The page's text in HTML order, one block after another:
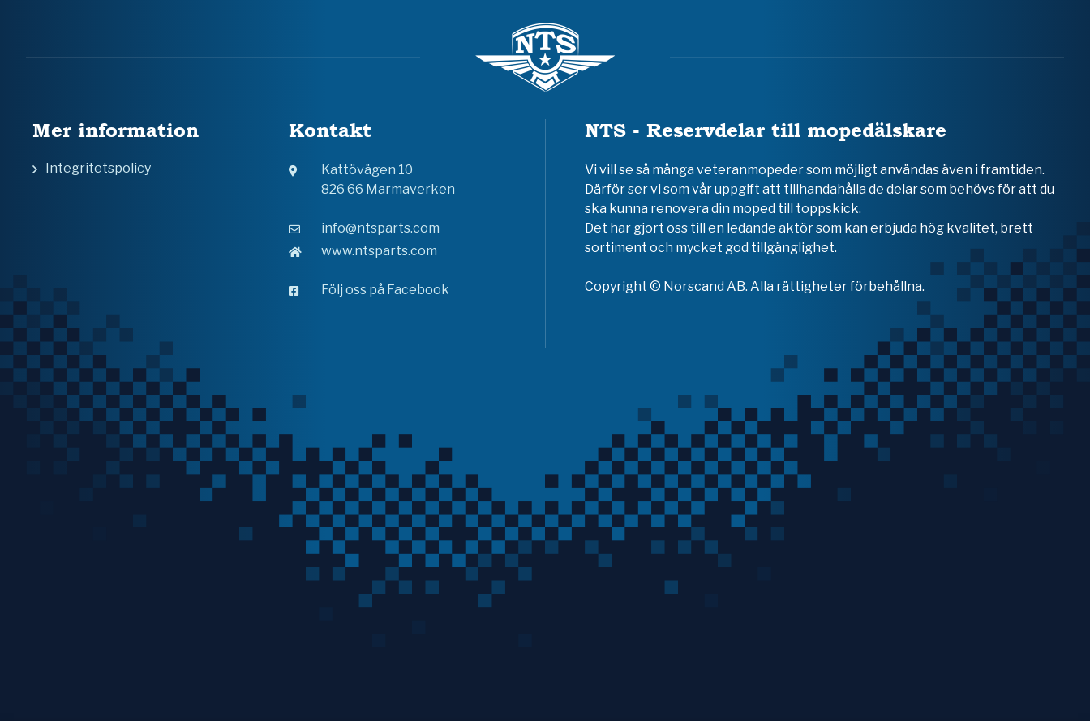
Mer information
Integritetspolicy
Kontakt
Kattövägen 10
826 66 Marmaverken
info@ntsparts.com
www.ntsparts.com
Följ oss på Facebook
NTS - Reservdelar till mopedälskare
Vi vill se så många veteranmopeder som möjligt användas även i framtiden.
Därför ser vi som vår uppgift att tillhandahålla de delar som behövs för att du
ska kunna renovera din moped till toppskick.
Det har gjort oss till en ledande aktör som kan erbjuda hög kvalitet, brett
sortiment och mycket god tillgänglighet.
Copyright © Norscand AB. Alla rättigheter förbehållna.